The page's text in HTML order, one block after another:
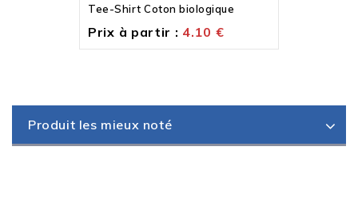
Tee-Shirt Coton biologique
Prix à partir : 4.10 €
Produit les mieux noté